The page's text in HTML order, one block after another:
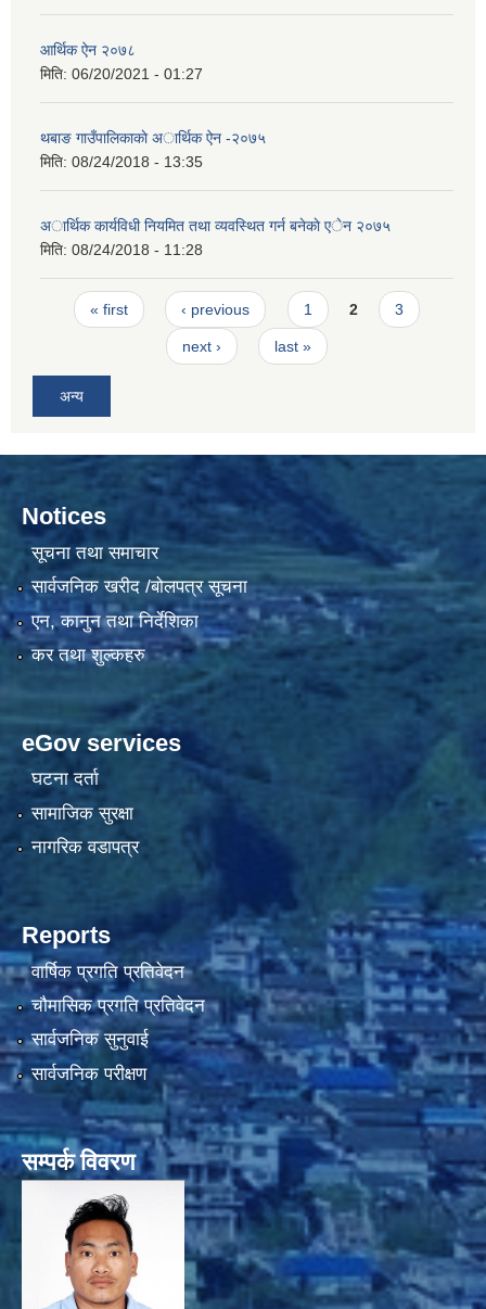
आर्थिक ऐन २०७८
मिति: 06/20/2021 - 01:27
थबाङ गाउँपालिकाकाे अार्थिक ऐन -२०७५
मिति: 08/24/2018 - 13:35
अार्थिक कार्यविधी नियमित तथा व्यवस्थित गर्न बनेकाे एेन २०७५
मिति: 08/24/2018 - 11:28
Pages
« first ‹ previous 1 2 3
next › last »
अन्य
Notices
सूचना तथा समाचार
सार्वजनिक खरीद /बोलपत्र सूचना
एन, कानुन तथा निर्देशिका
कर तथा शुल्कहरु
eGov services
घटना दर्ता
सामाजिक सुरक्षा
नागरिक वडापत्र
Reports
वार्षिक प्रगति प्रतिवेदन
चौमासिक प्रगति प्रतिवेदन
सार्वजनिक सुनुवाई
सार्वजनिक परीक्षण
सम्पर्क विवरण